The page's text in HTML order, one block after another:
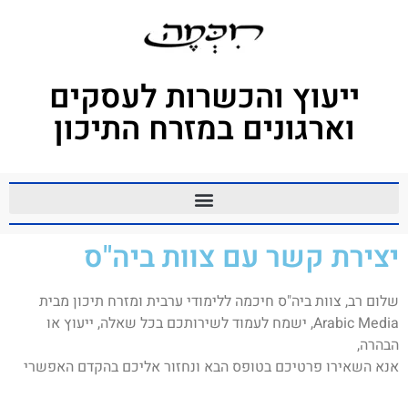
ייעוץ והכשרות לעסקים
וארגונים במזרח התיכון
יצירת קשר עם צוות ביה"ס
שלום רב, צוות ביה"ס חיכמה ללימודי ערבית ומזרח תיכון מבית
Arabic Media, ישמח לעמוד לשירותכם בכל שאלה, ייעוץ או
הבהרה,
אנא השאירו פרטיכם בטופס הבא ונחזור אליכם בהקדם האפשרי